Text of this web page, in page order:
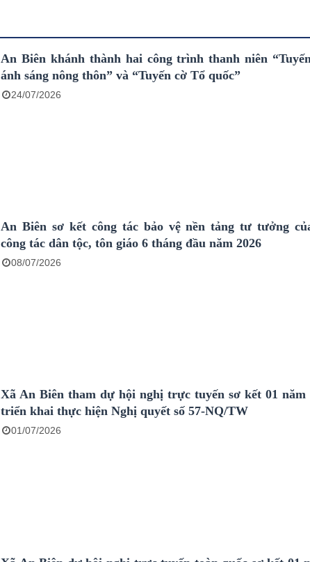
An Biên khánh thành hai công trình thanh niên
ánh sáng nông thôn” và “Tuyến cờ Tổ quốc”
24/07/2026
An Biên sơ kết công tác bảo vệ nền tảng tư tưởng
công tác dân tộc, tôn giáo 6 tháng đầu năm 2026
08/07/2026
Xã An Biên tham dự hội nghị trực tuyến sơ kết 01 năm
triển khai thực hiện Nghị quyết số 57-NQ/TW
01/07/2026